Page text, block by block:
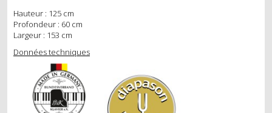
POSE DE SYSTÈME SILENCIEUX
Hauteur : 125 cm
Profondeur : 60 cm
Largeur : 153 cm
Données techniques